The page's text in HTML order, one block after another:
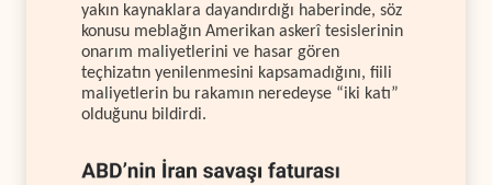
yakın kaynaklara dayandırdığı haberinde, söz
konusu meblağın Amerikan askerî tesislerinin
onarım maliyetlerini ve hasar gören
teçhizatın yenilenmesini kapsamadığını, fiili
maliyetlerin bu rakamın neredeyse “iki katı”
olduğunu bildirdi.